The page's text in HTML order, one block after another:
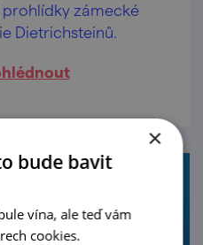
zámecké
Dietrichsteinů.
×
bude bavit
vína, ale teď vám
cookies.